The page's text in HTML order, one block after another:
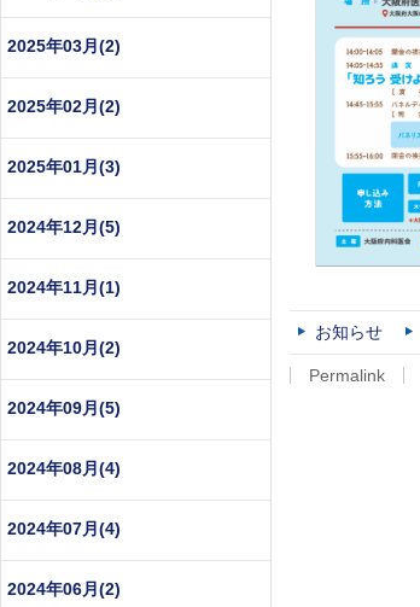
お知らせ
Permalink
2025年03月(2)
2025年02月(2)
2025年01月(3)
2024年12月(5)
2024年11月(1)
2024年10月(2)
2024年09月(5)
2024年08月(4)
2024年07月(4)
2024年06月(2)